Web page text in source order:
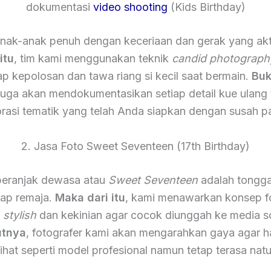
dokumentasi video shooting (Kids Birthday)
anak penuh dengan keceriaan dan gerak yang
, tim kami menggunakan teknik candid
kepolosan dan tawa riang si kecil saat bermain.
akan mendokumentasikan setiap detail kue ulang
tematik yang telah Anda siapkan dengan susah
2. Jasa Foto Sweet Seventeen (17th Birthday)
dewasa atau Sweet Seventeenadalah
remaja. Maka dari itu, kami menawarkan konsep
stylish dan kekinian agar cocok diunggah ke media
, fotografer kami akan mengarahkan gaya agar
seperti model profesional namun tetap terasa